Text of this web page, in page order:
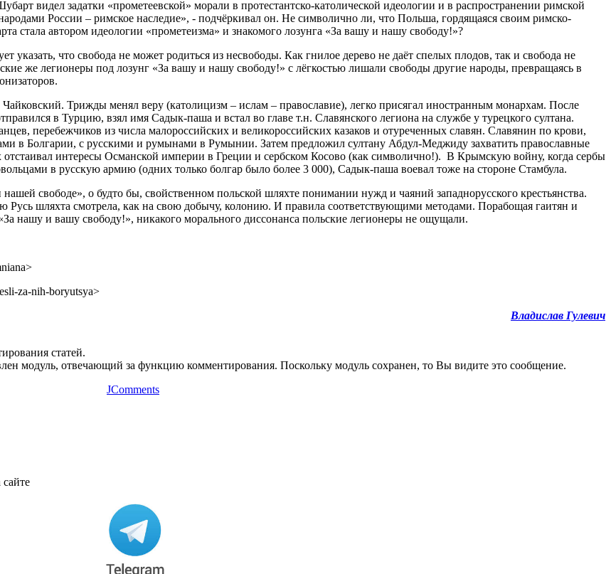
видел задатки «прометеевской» морали в протестантско-католической идеологии и в распространении римской
России – римское наследие», - подчёркивал он. Не символично ли, что Польша, гордящаяся своим римско-
стала автором идеологии «прометеизма» и знакомого лозунга «За вашу и нашу свободу!»?
указать, что свобода не может родиться из несвободы. Как гнилое дерево не даёт спелых плодов, так и свобода не
же легионеры под лозунг «За вашу и нашу свободу!» с лёгкостью лишали свободы другие народы, превращаясь в
Трижды менял веру (католицизм – ислам – православие), легко присягал иностранным монархам. После
в Турцию, взял имя Садык-паша и встал во главе т.н. Славянского легиона на службе у турецкого султана.
перебежчиков из числа малороссийских и великороссийских казаков и отуреченных славян. Славянин по крови,
в Болгарии, с русскими и румынами в Румынии. Затем предложил султану Абдул-Меджиду захватить православные
интересы Османской империи в Греции и сербском Косово (как символично!). В Крымскую войну, когда сербы
в русскую армию (одних только болгар было более 3 000), Садык-паша воевал тоже на стороне Стамбула.
свободе», о будто бы, свойственном польской шляхте понимании нужд и чаяний западнорусского крестьянства.
Русь шляхта смотрела, как на свою добычу, колонию. И правила соответствующими методами. Порабощая гаитян и
нашу и вашу свободу!», никакого морального диссонанса польские легионеры не ощущали.
za-nih-boryutsya>
Владислав Гулевич
статей.
модуль, отвечающий за функцию комментирования. Поскольку модуль сохранен, то Вы видите это сообщение.
JComments